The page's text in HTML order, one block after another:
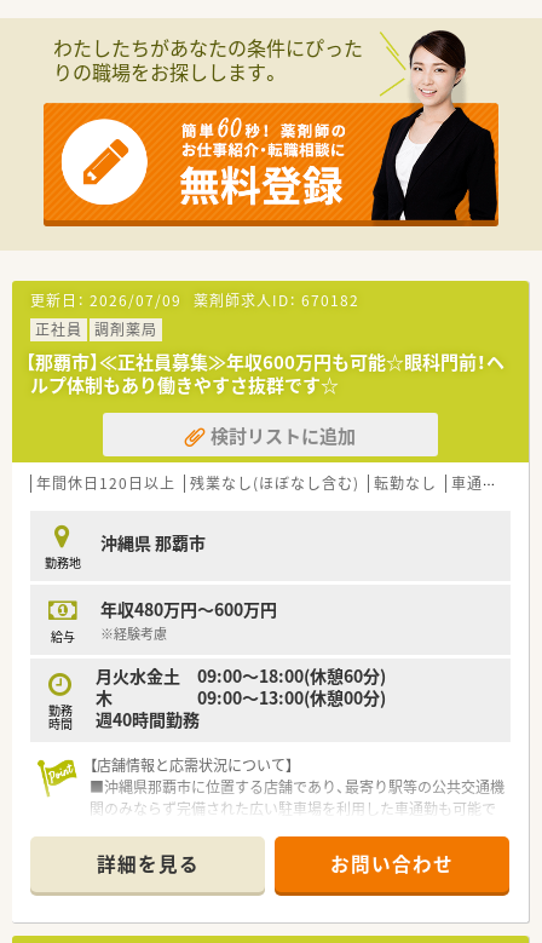
■昇給制度は年1回設けられており、日々の業務への取り組みや
業績に対する評価が、正当に給与へ反映される仕組みを導入して
います。
【募集背景と求める人物像について】
■今回は欠員による補充募集となっており、地域医療を支える一
員として責任感を持って業務に取り組んでいただける方を求め
ています。
■患者様とのコミュニケーションを大切にし、お薬の相談だけで
なく健康全般のアドバイスも積極的に行える薬剤師さんを歓迎
します。
■採用においてはご本人の希望条件を丁寧にヒアリングし、お互
いの価値観が合致することを大切にしているため、まずはご相談
【法人特徴について】
■特定の科目に特化した応需スタイルが特徴であり、整形外科分
野における深い知識と経験を積むことができる魅力的な環境で
す。
■現場の意見を尊重する風通しの良い社風があり、一人ひとりの
薬剤師が主体性を持って店舗づくりに関わることが推奨されて
■大手チェーンとは異なる小回りの利く体制が整っており、転勤
の心配をすることなく腰を据えて長く働き続けることが可能な
【求人情報について】
リアやスキルを十分に考慮した上で納得のいく決定を目指して
います。
■週32時間以上の勤務から相談が可能であり、正社員として安
定した雇用を維持しながら個々のライフスタイルに合わせた働
き方を選べます。
■昇給は年1回、賞与は年2回の支給実績があり、日々の努力や業
績がしっかりと給与に反映される仕組みが整っているため安心
わたしたちがあなたの条件にぴった
りの職場をお探しします。
更新日： 2026/07/09 薬剤師求人ID： 670182
正社員
調剤薬局
【那覇市】≪正社員募集≫年収600万円も可能☆眼科門前！ヘ
ルプ体制もあり働きやすさ抜群です☆
検討リストに追加
年間休日120日以上 残業なし(ほぼなし含む) 転勤なし 車通勤可
勤務地
沖縄県 那覇市
給与
年収480万円～600万円
※経験考慮
勤務
時間
月火水金土 09:00～18:00(休憩60分)
木 09:00～13:00(休憩00分)
週40時間勤務
【店舗情報と応需状況について】
■沖縄県那覇市に位置する店舗であり、最寄り駅等の公共交通機
関のみならず完備された広い駐車場を利用した車通勤も可能で
■近隣のおきどう眼科をメインに処方箋を応需しており、1日あ
たりの応需枚数は50枚から60枚程度となっています。
■現在は在宅業務を実施しておらず、店舗内に深く集中して日々
の外来調剤業務や服薬指導に取り組むことができる環境です。
詳細を見る お問い合わせ